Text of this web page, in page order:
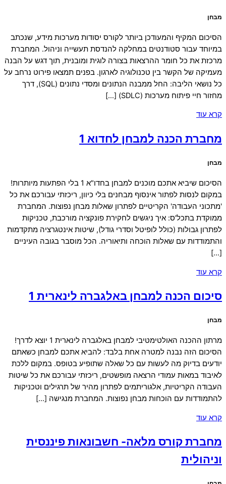
מבחן
הסיכום המקיף והמעודכן ביותר לקורס יסודות מערכות מידע, שנכתב
במיוחד עבור סטודנטים במחלקה להנדסת תעשייה וניהול. המחברת
מרכזת את כל חומר ההרצאות בצורה לוגית ומובנית, תוך דגש על הבנה
מעמיקה של הקשר בין טכנולוגיה לארגון. בפנים תמצאו פירוט נרחב על
כל נושאי הליבה: החל ממבנה הנתונים ומסדי נתונים (SQL), דרך
מחזור חיי פיתוח מערכות (SDLC) […]
קרא עוד
מחברת הכנה למבחן לחדוא 1
מבחן
הסיכום שיביא אתכם מוכנים למבחן בחדו"א 1 בלי הפתעות מיותרות!
במקום לנסות לפתור אינסוף מבחנים בלי כיוון, ריכזתי עבורכם את כל
'מתכוני העבודה' הקריטיים לפתרון שאלות מבחן נפוצות. המחברת
ממוקדת בתכל'ס: איך ניגשים לחקירת פונקציה מורכבת, טכניקות
לפתרון גבולות (כולל לופיטל וסדרי גודל), שיטות אינטגרציה מתקדמות
והתמודדות עם שאלות הוכחה ותיאוריה. הכל מוסבר בגובה העיניים
[…]
קרא עוד
סיכום הכנה למבחן באלגברה לינארית 1
מבחן
מרתון ההכנה האולטימטיבי למבחן באלגברה לינארית 1 יוצא לדרך!
הסיכום הזה נבנה למטרה אחת בלבד: להביא אתכם למבחן כשאתם
יודעים בדיוק מה לעשות עם כל שאלה שתופיע בטופס. במקום ללכת
לאיבוד במאות עמודי הרצאה מופשטים, ריכזתי עבורכם את כל שיטות
העבודה הקריטיות, אלגוריתמים לפתרון מהיר של תרגילים וטכניקות
להתמודדות עם הוכחות מבחן נפוצות. המחברת מנגישה […]
קרא עוד
מחברת קורס מלאה- חשבונאות פיננסית
וניהולית